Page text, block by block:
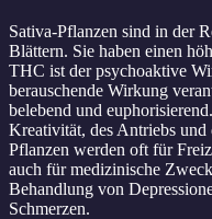
Sativa-Pflanzen sind in der
Blättern. Sie haben einen
THC ist der psychoaktive
berauschende Wirkung
belebend und
Kreativität, des Antriebs
Pflanzen werden oft für
auch für medizinische
Behandlung von
Schmerzen.